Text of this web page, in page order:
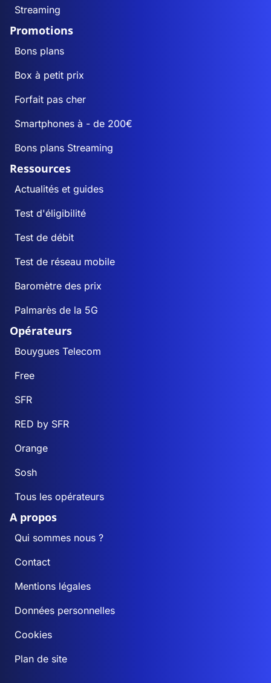
Streaming
Promotions
Bons plans
Box à petit prix
Forfait pas cher
Smartphones à - de 200€
Bons plans Streaming
Ressources
Actualités et guides
Test d'éligibilité
Test de débit
Test de réseau mobile
Baromètre des prix
Palmarès de la 5G
Opérateurs
Bouygues Telecom
Free
SFR
RED by SFR
Orange
Sosh
Tous les opérateurs
A propos
Qui sommes nous ?
Contact
Mentions légales
Données personnelles
Cookies
Plan de site